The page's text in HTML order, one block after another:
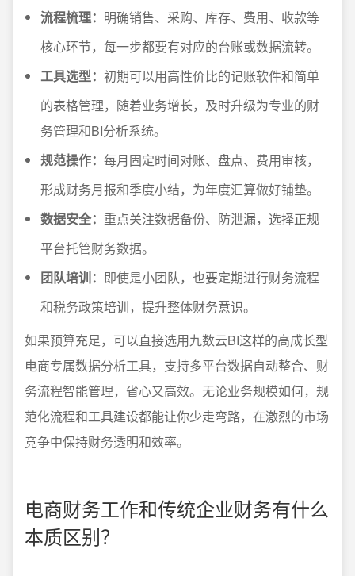
流程梳理： 明确销售、采购、库存、费用、收款等
核心环节，每一步都要有对应的台账或数据流转。
工具选型： 初期可以用高性价比的记账软件和简单
的表格管理，随着业务增长，及时升级为专业的财
务管理和BI分析系统。
规范操作： 每月固定时间对账、盘点、费用审核，
形成财务月报和季度小结，为年度汇算做好铺垫。
数据安全： 重点关注数据备份、防泄漏，选择正规
平台托管财务数据。
团队培训： 即使是小团队，也要定期进行财务流程
和税务政策培训，提升整体财务意识。
如果预算充足，可以直接选用九数云BI这样的高成长型
电商专属数据分析工具，支持多平台数据自动整合、财
务流程智能管理，省心又高效。无论业务规模如何，规
范化流程和工具建设都能让你少走弯路，在激烈的市场
竞争中保持财务透明和效率。
电商财务工作和传统企业财务有什么
本质区别？